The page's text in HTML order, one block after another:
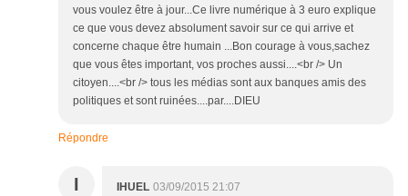
vous voulez être à jour...Ce livre numérique à 3 euro explique
ce que vous devez absolument savoir sur ce qui arrive et
concerne chaque être humain ...Bon courage à vous,sachez
que vous êtes important, vos proches aussi....<br /> Un
citoyen....<br /> tous les médias sont aux banques amis des
politiques et sont ruinées....par....DIEU
Répondre
I IHUEL 03/09/2015 21:07